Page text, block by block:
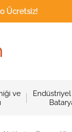
Ücretsiz!
ve